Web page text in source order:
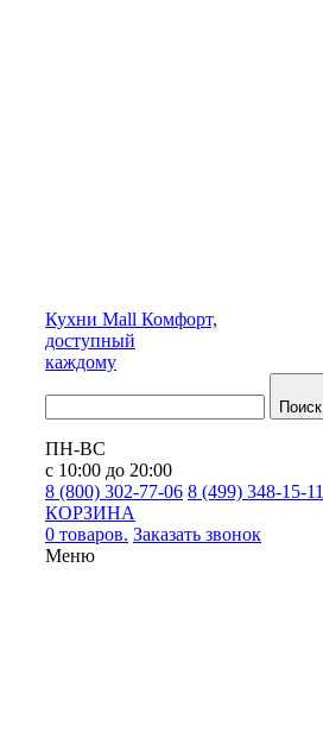
Кухни Mall Комфорт,
доступный
каждому
Поиск
ПН-ВС
с 10:00 до 20:00
8 (800) 302-77-06 8 (499) 348-15-11
КОРЗИНА
0 товаров. Заказать звонок
Меню